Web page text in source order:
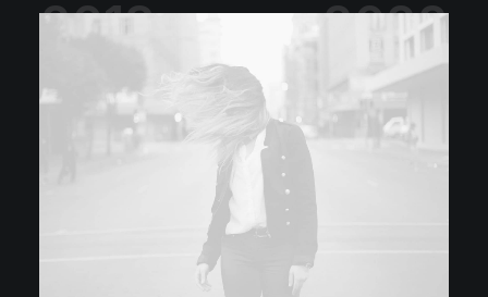
2018 ⸻ 2022